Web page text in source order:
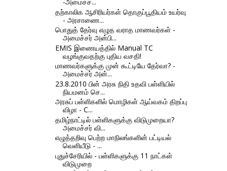
தற்காலிக ஆசிரியர்கள் தொகுப்பூதியம் உயர்வு
- அரசாணை...
பொதுத் தேர்வு எழுத வராத மாணவர்கள் -
அமைச்சர் அன்பி...
EMIS இணையத்தில் Manual TC
வழங்குவதற்கு புதிய வசதி!
மாணவர்களுக்கு முன் கூட்டியே தேர்வா? -
அமைச்சர் அன்...
23.8.2010 பின் அரசு நிதி உதவி பள்ளியில்
நியமனம் செ...
அரசுப் பள்ளிகளில் மொழிகள் ஆய்வகம் திறப்பு
விழா - C...
தமிழ்நாட்டில் பள்ளிகளுக்கு விடுமுறையா?
அமைச்சர் வி...
எழுத்தறிவு பெற்ற மாநிலங்களின் பட்டியல்
வெளியீடு - ...
புதுச்சேரியில் - பள்ளிகளுக்கு 11 நாட்கள்
விடுமுறை